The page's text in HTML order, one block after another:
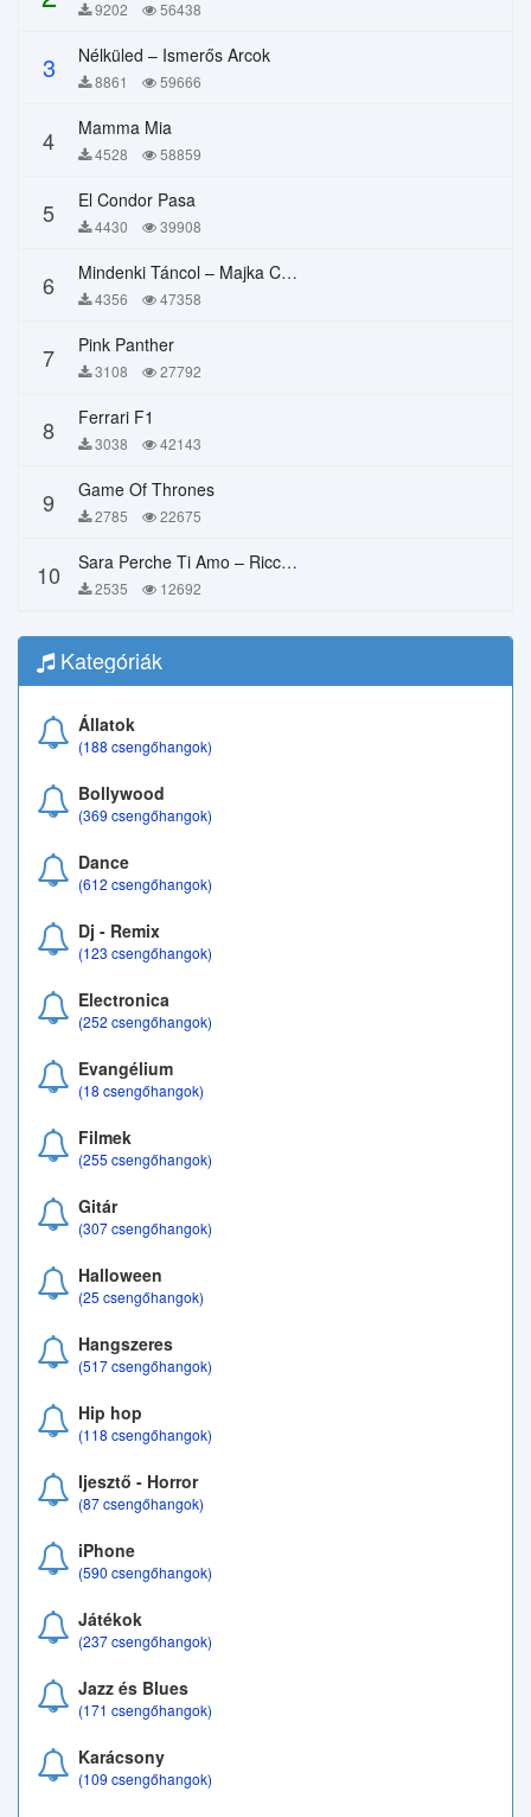
9202 56438
3 Nélküled – Ismerős Arcok
8861 59666
4 Mamma Mia
4528 58859
5 El Condor Pasa
4430 39908
6 Mindenki Táncol – Majka Curtis, Péter Majoros
4356 47358
7 Pink Panther
3108 27792
8 Ferrari F1
3038 42143
9 Game Of Thrones
2785 22675
10 Sara Perche Ti Amo – Ricchi E Poveri
2535 12692
Kategóriák
Állatok
(188 csengőhangok)
Bollywood
(369 csengőhangok)
Dance
(612 csengőhangok)
Dj - Remix
(123 csengőhangok)
Electronica
(252 csengőhangok)
Evangélium
(18 csengőhangok)
Filmek
(255 csengőhangok)
Gitár
(307 csengőhangok)
Halloween
(25 csengőhangok)
Hangszeres
(517 csengőhangok)
Hip hop
(118 csengőhangok)
Ijesztő - Horror
(87 csengőhangok)
iPhone
(590 csengőhangok)
Játékok
(237 csengőhangok)
Jazz és Blues
(171 csengőhangok)
Karácsony
(109 csengőhangok)